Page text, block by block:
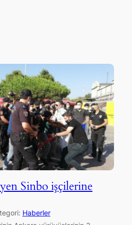
Sinbo işçilerine
Haberler